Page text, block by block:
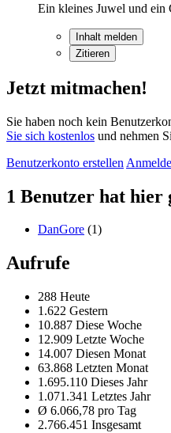
Ein kleines Juwel und ein
Inhalt melden
Zitieren
Jetzt mitmachen!
Sie haben noch kein
Sie sich kostenlos und nehmen
Benutzerkonto erstellen
1 Benutzer hat hier
DanGore (1)
Aufrufe
288 Heute
1.622 Gestern
10.887 Diese Woche
12.909 Letzte Woche
14.007 Diesen Monat
63.868 Letzten Monat
1.695.110 Dieses Jahr
1.071.341 Letztes Jahr
Ø 6.066,78 pro Tag
2.766.451 Insgesamt